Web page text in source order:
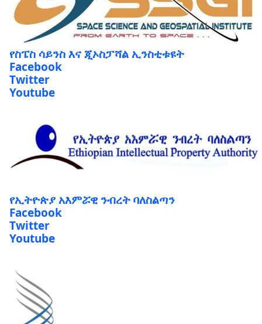
የስፔስ ሳይንስ እና ጂኦስፓሻል ኢንስቲቱዩት
Facebook
Twitter
Youtube
የኢትዮጵያ አእምሯዊ ንብረት ባለስልጣን
Facebook
Twitter
Youtube